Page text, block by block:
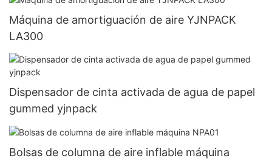
Máquina de amortiguación de aire YJNPACK
LA300
Dispensador de cinta activada de agua de papel
gummed yjnpack
Bolsas de columna de aire inflable máquina